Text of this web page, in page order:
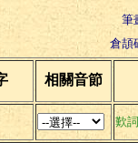
筆
倉頡
相關音節
歎詞